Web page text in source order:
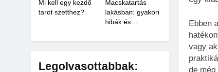
Mi kell egy kezdő
tarot szetthez?
Macskatartás
lakásban: gyakori
hibák és
Legolvasottabbak:
Ebben
vagy
de